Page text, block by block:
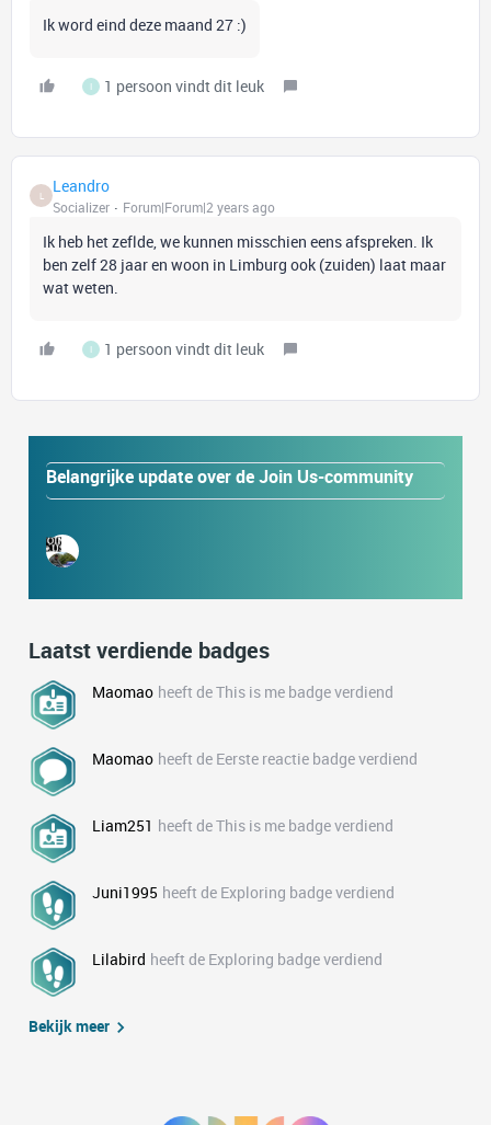
Ik word eind deze maand 27 :)
I 1 persoon vindt dit leuk
Leandro
Socializer Forum|Forum|2 years ago
Ik heb het zeflde, we kunnen misschien eens afspreken. Ik
ben zelf 28 jaar en woon in Limburg ook (zuiden) laat maar
wat weten.
I 1 persoon vindt dit leuk
Belangrijke update over de Join Us-community
Laatst verdiende badges
Maomao heeft de This is me badge verdiend
Maomao heeft de Eerste reactie badge verdiend
Liam251 heeft de This is me badge verdiend
Juni1995 heeft de Exploring badge verdiend
Lilabird heeft de Exploring badge verdiend
Bekijk meer